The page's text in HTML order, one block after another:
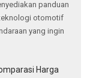
panduan
otomotif
yang ingin